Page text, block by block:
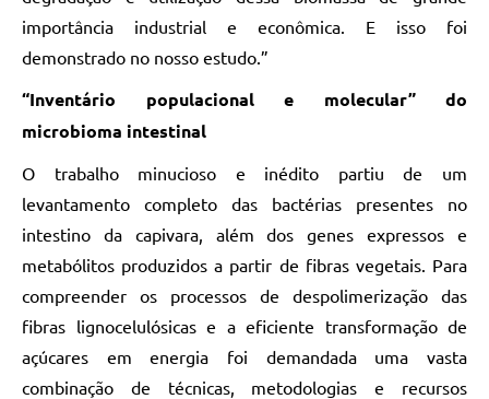
importância industrial e econômica. E isso foi
demonstrado no nosso estudo.”
“Inventário populacional e molecular” do
microbioma intestinal
O trabalho minucioso e inédito partiu de um
levantamento completo das bactérias presentes no
intestino da capivara, além dos genes expressos e
metabólitos produzidos a partir de fibras vegetais. Para
compreender os processos de despolimerização das
fibras lignocelulósicas e a eficiente transformação de
açúcares em energia foi demandada uma vasta
combinação de técnicas, metodologias e recursos